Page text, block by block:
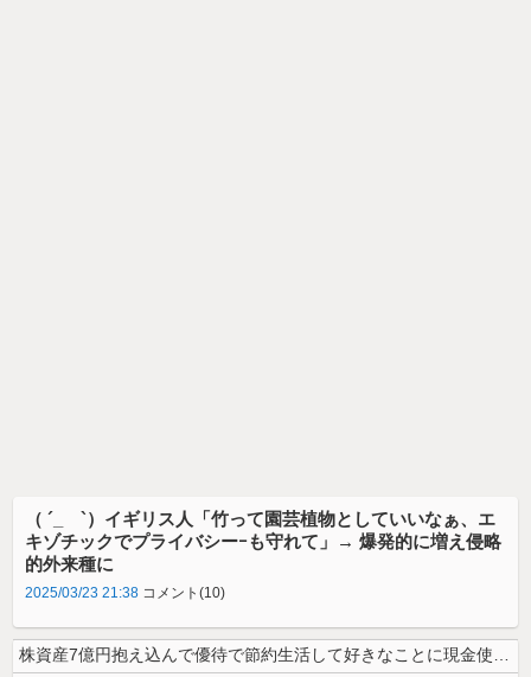
（ ´_ゝ`）イギリス人「竹って園芸植物としていいなぁ、エ
キゾチックでプライバシーｰも守れて」→ 爆発的に増え侵略
的外来種に
2025/03/23 21:38 コメント(10)
株資産7億円抱え込んで優待で節約生活して好きなことに現金使わないまま死...